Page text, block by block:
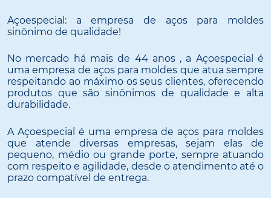
Açoespecial: a empresa de aços para moldes
sinônimo de qualidade!
No mercado há mais de 44 anos , a Açoespecial é
uma empresa de aços para moldes que atua sempre
respeitando ao máximo os seus clientes, oferecendo
produtos que são sinônimos de qualidade e alta
durabilidade.
A Açoespecial é uma empresa de aços para moldes
que atende diversas empresas, sejam elas de
pequeno, médio ou grande porte, sempre atuando
com respeito e agilidade, desde o atendimento até o
prazo compatível de entrega.